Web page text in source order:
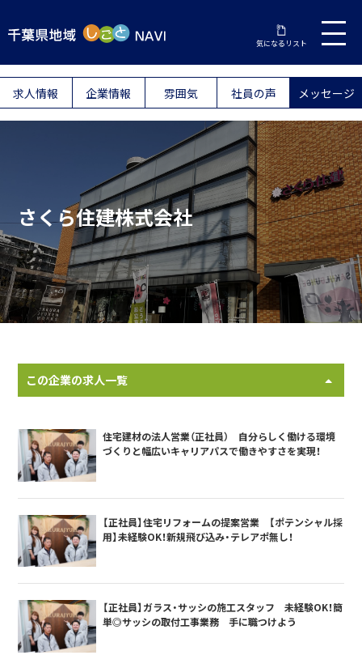
気になるリスト
求人情報 企業情報 雰囲気 社員の声 メッセージ
さくら住建株式会社
この企業の求人一覧
住宅建材の法人営業（正社員） 自分らしく働ける環境
づくりと幅広いキャリアパスで働きやすさを実現！
【正社員】住宅リフォームの提案営業 【ポテンシャル採
用】未経験OK！新規飛び込み・テレアポ無し！
【正社員】ガラス・サッシの施工スタッフ 未経験OK！簡
単◎サッシの取付工事業務 手に職つけよう